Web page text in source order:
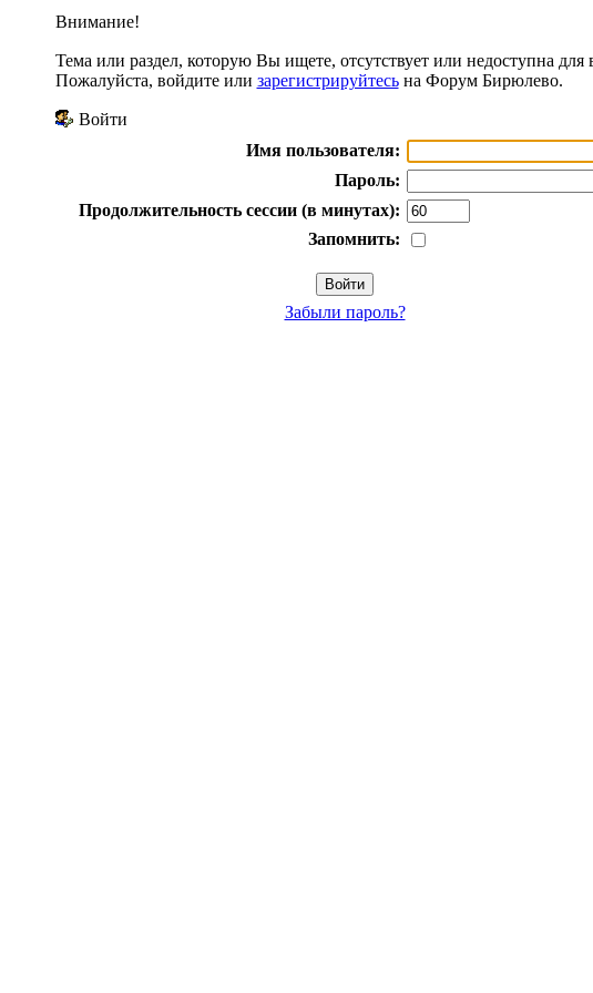
Внимание!
Тема или раздел, которую Вы ищете, отсутствует или недоступна для
Пожалуйста, войдите или зарегистрируйтесьна Форум Бирюлево.
Войти
Имя пользователя:
Пароль:
Продолжительность сессии (в минутах):
Запомнить:
Забыли пароль?